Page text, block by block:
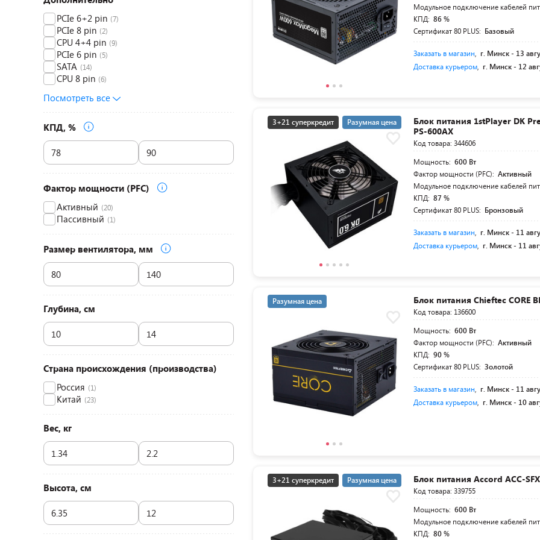
PCIe 6+2 pin (7)
PCIe 8 pin (2)
CPU 4+4 pin (9)
PCIe 6 pin (5)
SATA (14)
CPU 8 pin (6)
Посмотреть все
КПД, %
Фактор мощности (PFC)
Активный (20)
Пассивный (1)
Размер вентилятора, мм
Глубина, см
Страна происхождения (производства)
Россия (1)
Китай (23)
Вес, кг
Высота, см
Модульное подключение кабелей
КПД: 86 %
Сертификат 80 PLUS: Базовый
Заказать в магазин г. Минск - 13
Доставка курьером г. Минск - 12
3+21 суперкредит Разумная цена
Блок питания 1stPlayer DK
PS-600AX
Код товара: 344606
Мощность: 600 Вт
Фактор мощности (PFC): Активный
Модульное подключение кабелей
КПД: 87 %
Сертификат 80 PLUS: Бронзовый
Заказать в магазин г. Минск - 11
Доставка курьером г. Минск - 11
Разумная цена Блок питания Chieftec CORE
Код товара: 136600
Мощность: 600 Вт
Фактор мощности (PFC): Активный
КПД: 90 %
Сертификат 80 PLUS: Золотой
Заказать в магазин г. Минск - 11
Доставка курьером г. Минск - 10
3+21 суперкредит Разумная цена Блок питания Accord ACC-
Код товара: 339755
Мощность: 600 Вт
Модульное подключение кабелей
КПД: 80 %